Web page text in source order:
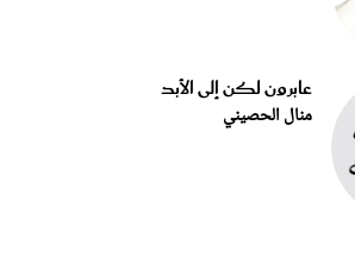
عابرون لكن إلى الأبد
منال الحصيني